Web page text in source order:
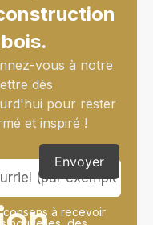
vous à notre
dès
pour rester
et inspiré !
consens à recevoir
Envoyer